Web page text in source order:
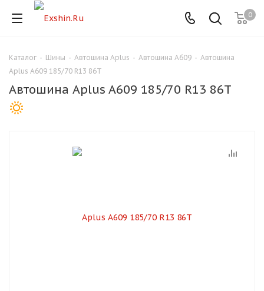
0
Каталог - Шины - Автошина Aplus - Автошина A609 - Автошина
Aplus A609 185/70 R13 86T
Автошина Aplus A609 185/70 R13 86T
Для клиентов всех банков
Разбейте
оплату